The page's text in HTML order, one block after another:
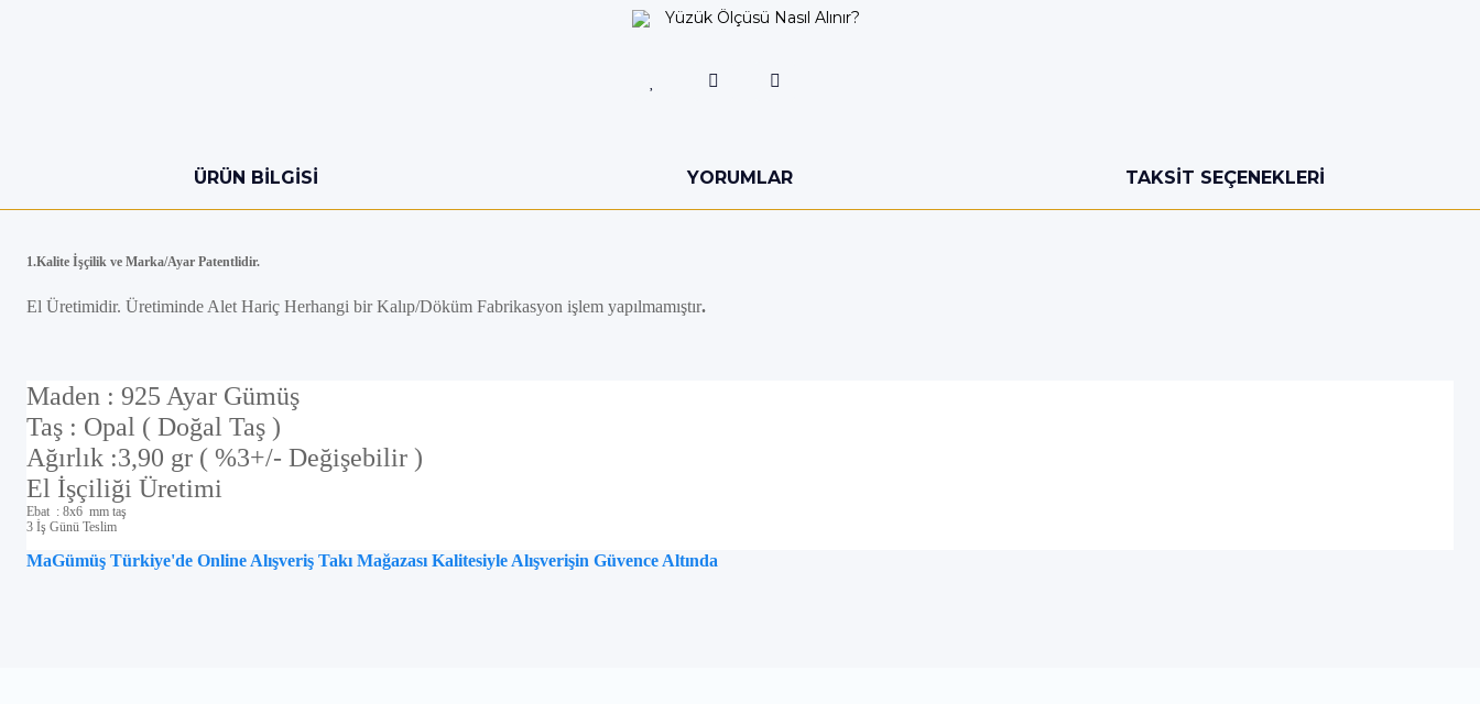
Yüzük Ölçüsü Nasıl Alınır?
ÜRÜN BILGISI YORUMLAR TAKSIT SEÇENEKLERI
1.Kalite İşçilik ve Marka/Ayar Patentlidir.
El Üretimidir. Üretiminde Alet Hariç Herhangi bir Kalıp/Döküm Fabrikasyon işlem yapılmamıştır.
Maden : 925 Ayar Gümüş
Taş : Opal ( Doğal Taş )
Ağırlık :3,90 gr ( %3+/- Değişebilir )
El İşçiliği Üretimi
Ebat : 8x6 mm taş
3 İş Günü Teslim
MaGümüş Türkiye'de Online Alışveriş Takı Mağazası Kalitesiyle Alışverişin Güvence Altında